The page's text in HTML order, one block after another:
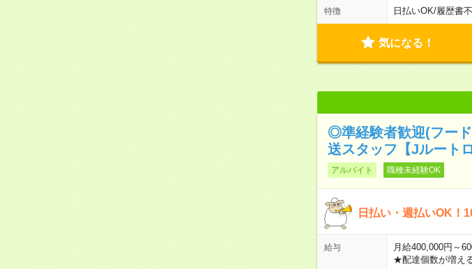
特徴 日払いOK/履歴書
気になる！
◎準経験者歓迎(フー
送スタッフ【Jルート
アルバイト 職種未経験OK
日払い・週払いOK！
給与
月給400,000円～
★配達個数が増え